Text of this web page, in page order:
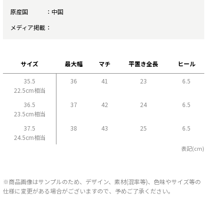
原産国
中国
メディア掲載
サイズ 最大幅 マチ 平置き全長 ヒール
35.5
22.5cm相当
36 41 23 6.5
36.5
23.5cm相当
37 42 24 6.5
37.5
24.5cm相当
38 43 25 6.5
表記(cm)
※商品画像はサンプルのため、デザイン、素材(混率等)、色味やサイズ等の
仕様に変更がある場合がございますので、予めご了承ください。